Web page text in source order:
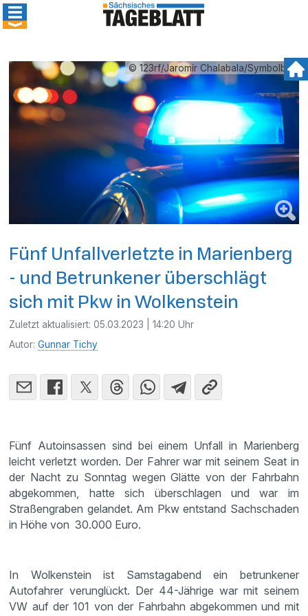
© 123rf/Jaromír Chalabala/Symbolbild
Fünf Unfallverletzte in Marienberg
- und Betrunkener überschlägt
sich mit Pkw in Wolkenstein
Zuletzt aktualisiert:05.03.2023 | 14:20 Uhr
Autor:Gunnar Tichy
Fünf Autoinsassen sind bei einem Unfall in Marienberg
leicht verletzt worden. Der Fahrer war mit seinem Seat in
der Nacht zu Sonntag wegen Glätte von der Fahrbahn
abgekommen, hatte sich überschlagen und war im
Straßengraben gelandet. Am Pkw entstand Sachschaden
in Höhe von 30.000 Euro.
In Wolkenstein ist Samstagabend ein betrunkener
Autofahrer verunglückt. Der 44-Jährige war mit seinem
VW auf der 101 von der Fahrbahn abgekommen und mit